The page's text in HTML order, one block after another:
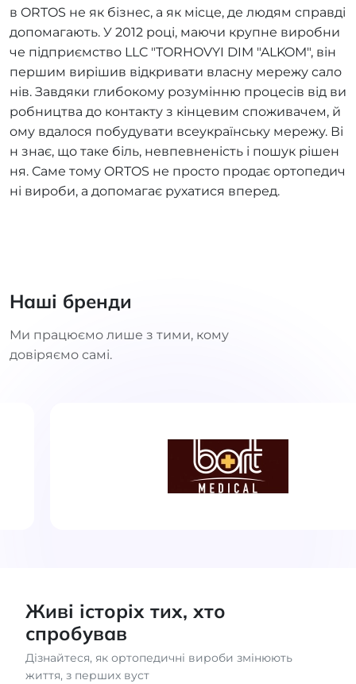
в ORTOS не як бізнес, а як місце, де людям справді
допомагають. У 2012 році, маючи крупне виробни
че підприємство LLC "TORHOVYI DIM "ALKOM", він
першим вирішив відкривати власну мережу сало
нів. Завдяки глибокому розумінню процесів від ви
робництва до контакту з кінцевим споживачем, й
ому вдалося побудувати всеукраїнську мережу. Ві
н знає, що таке біль, невпевненість і пошук рішен
ня. Саме тому ORTOS не просто продає ортопедич
ні вироби, а допомагає рухатися вперед.
Наші бренди
Ми працюємо лише з тими, кому
довіряємо самі.
Живі історіх тих, хто
спробував
Дізнайтеся, як ортопедичні вироби змінюють
життя, з перших вуст